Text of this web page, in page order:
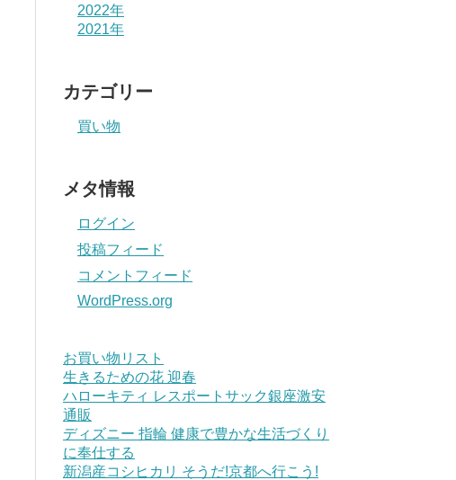
2022年
2021年
カテゴリー
買い物
メタ情報
ログイン
投稿フィード
コメントフィード
WordPress.org
お買い物リスト
生きるための花 迎春
ハローキティ レスポートサック銀座激安
通販
ディズニー 指輪 健康で豊かな生活づくり
に奉仕する
新潟産コシヒカリ そうだ!京都へ行こう!